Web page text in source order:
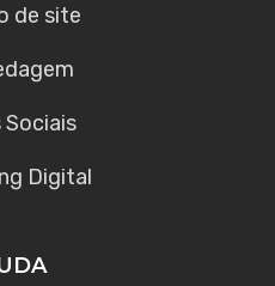
de site
Sociais
Digital